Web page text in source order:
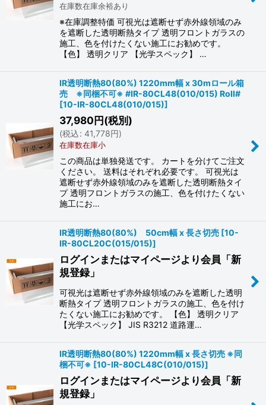
在庫数在庫余裕あり
※在庫調整特価 可視光は遮断せず赤外線領域のみ
を遮断した透明断熱タイプ 透明フロントガラスの
施工、色を付けたくない施工にお勧めです。
【色】 透明クリア 【光学スペック】 …
IR透明断熱80(80%) 1220mm幅 x 30mロール箱
売 ※同梱不可※ #IR-80CL48(010/015) Roll#
[10-IR-80CL48(010/015)]
37,980円(税別)
(税込: 41,778円)
在庫数在庫小
この商品は単独発送です。 カートを分けてご注文
ください。 送料はそれぞれ必要です。 可視光は
遮断せず赤外線領域のみを遮断した透明断熱タイ
プ 透明フロントガラスの施工、色を付けたくない
施工にお…
IR透明断熱80(80%) 50cm幅 x 長さ切売 [10-
IR-80CL20C(015/015)]
ログインまたはマイページより会員「新
規登録」
可視光は遮断せず赤外線領域のみを遮断した透明
断熱タイプ 透明フロントガラスの施工、色を付け
たくない施工にお勧めです。 【色】 透明クリア
【光学スペック】 JIS R3212 道路運…
IR透明断熱80(80%) 1220mm幅 x 長さ切売 ※同
梱不可※ [10-IR-80CL48C(010/015)]
ログインまたはマイページより会員「新
規登録」